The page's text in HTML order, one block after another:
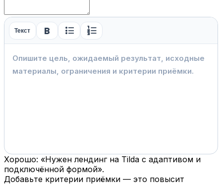
Текст format_bold format_list_bulleted format_list_numbered
Хорошо: «Нужен лендинг на Tilda с адаптивом и
подключённой формой».
Добавьте критерии приёмки — это повысит